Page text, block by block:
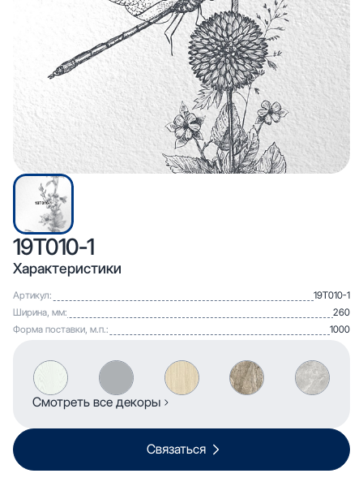
19Т010-1
Характеристики
Артикул:
19Т010-1
Ширина, мм:
260
Форма поставки, м.п.:
1000
Смотреть все декоры
Связаться